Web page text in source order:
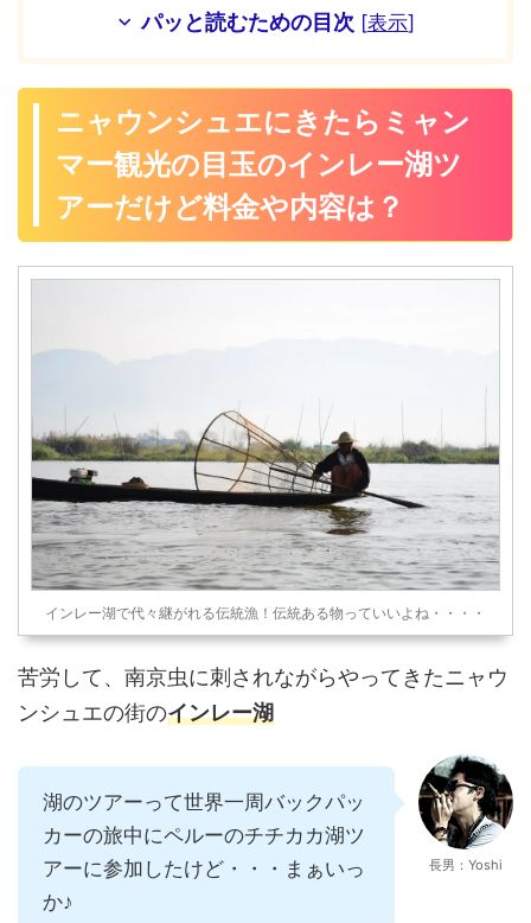
パッと読むための目次 [表示]
ニャウンシュエにきたらミャン
マー観光の目玉のインレー湖ツ
アーだけど料金や内容は？
インレー湖で代々継がれる伝統漁！伝統ある物っていいよね・・・・
苦労して、南京虫に刺されながらやってきたニャウ
ンシュエの街のインレー湖
湖のツアーって世界一周バックパッ
カーの旅中にペルーのチチカカ湖ツ
アーに参加したけど・・・まぁいっ
か♪
長男：Yoshi